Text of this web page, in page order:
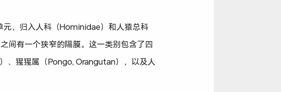
，归入人科（Hominidae）和人猿总科
间有一个狭窄的隔膜。这一类别包含了四
、猩猩属（Pongo, Orangutan），以及人